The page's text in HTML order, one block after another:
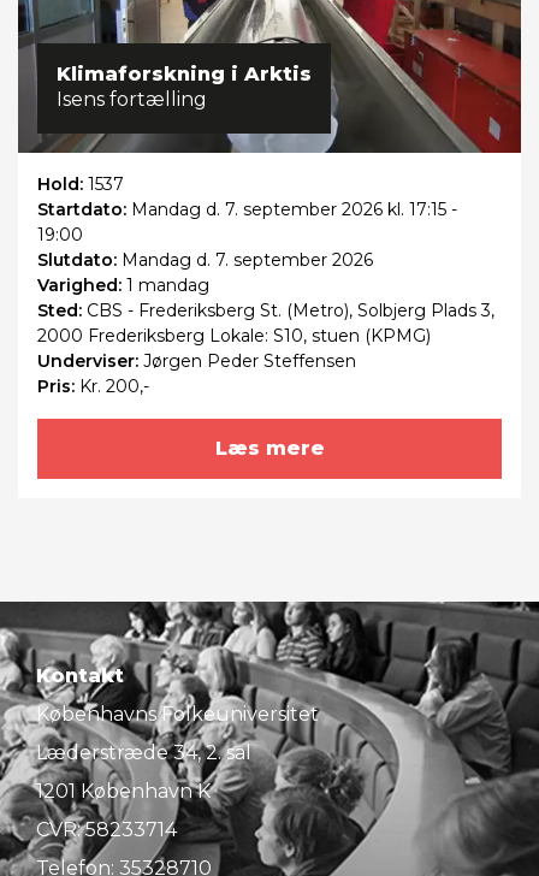
Klimaforskning i Arktis
Isens fortælling
Hold: 1537
Startdato: Mandag d. 7. september 2026 kl. 17:15 -
19:00
Slutdato: Mandag d. 7. september 2026
Varighed: 1 mandag
Sted: CBS - Frederiksberg St. (Metro), Solbjerg Plads 3,
2000 Frederiksberg Lokale: S10, stuen (KPMG)
Underviser: Jørgen Peder Steffensen
Pris: Kr. 200,-
Læs mere
Kontakt
Københavns Folkeuniversitet
Læderstræde 34, 2. sal
1201 København K
CVR: 58233714
Telefon: 35328710